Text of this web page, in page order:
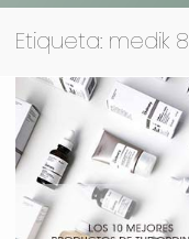
Etiqueta: medik 8